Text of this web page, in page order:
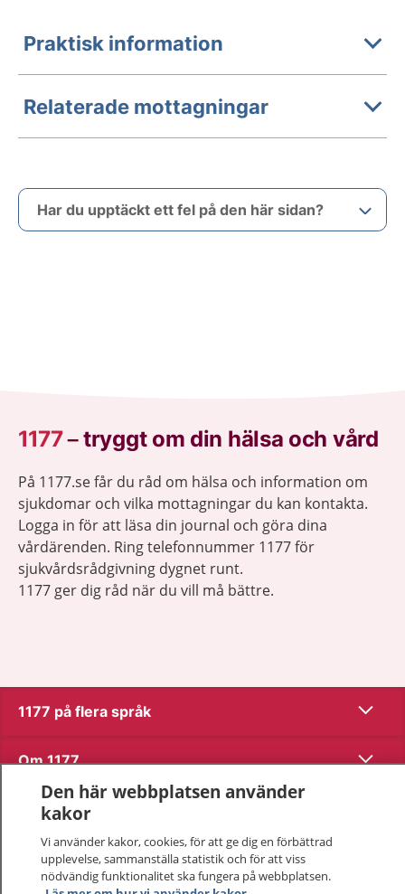
Praktisk information
Relaterade mottagningar
Har du upptäckt ett fel på den här sidan?
1177–tryggt om din hälsa och vård
På 1177.se får du råd om hälsa och information om
sjukdomar och vilka mottagningar du kan kontakta.
Logga in för att läsa din journal och göra dina
vårdärenden. Ring telefonnummer 1177 för
sjukvårdsrådgivning dygnet runt.
1177 ger dig råd när du vill må bättre.
1177 på flera språk Visa
Om 1177 Visa
Kontakt
Behandling av personuppgifter
Den här webbplatsen använder
kakor
Vi använder kakor, cookies, för att ge dig en förbättrad
upplevelse, sammanställa statistik och för att viss
nödvändig funktionalitet ska fungera på webbplatsen.